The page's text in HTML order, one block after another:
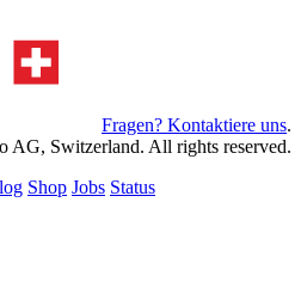
Fragen? Kontaktiere uns.
AG, Switzerland. All rights reserved.
Shop Jobs Status